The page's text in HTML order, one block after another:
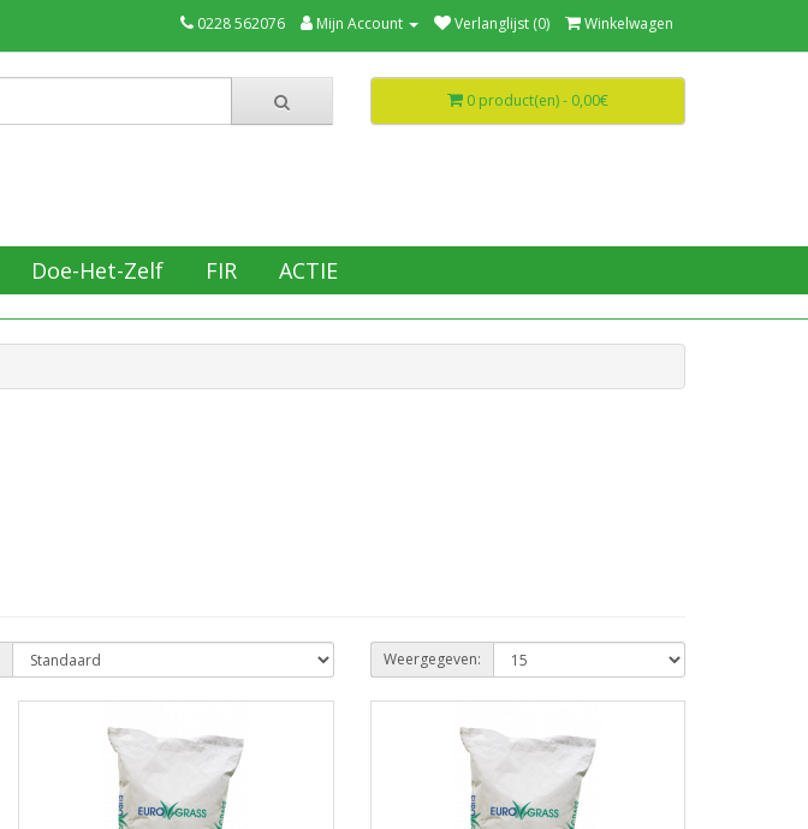
0228 562076 Mijn Account Verlanglijst (0) Winkelwagen
0 product(en) - 0,00€
Doe-Het-Zelf FIR ACTIE
Weergegeven: